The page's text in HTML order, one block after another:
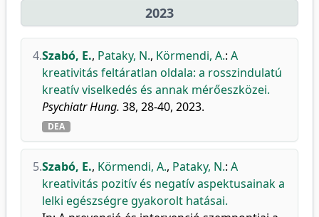
2023
4.Szabó, E., Pataky, N., Körmendi, A.: A
kreativitás feltáratlan oldala: a rosszindulatú
kreatív viselkedés és annak mérőeszközei.
Psychiatr Hung. 38, 28-40, 2023.
DEA
5.Szabó, E., Körmendi, A., Pataky, N.: A
kreativitás pozitív és negatív aspektusainak a
lelki egészségre gyakorolt hatásai.